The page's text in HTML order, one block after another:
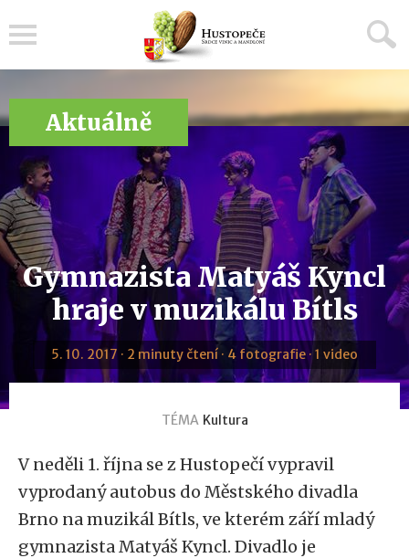
Aktuálně
Gymnazista Matyáš Kyncl
hraje v muzikálu Bítls
5. 10. 2017 · 2 minuty čtení · 4 fotografie · 1 video
TÉMA Kultura
V neděli 1. října se z Hustopečí vypravil
vyprodaný autobus do Městského divadla
Brno na muzikál Bítls, ve kterém září mladý
gymnazista Matyáš Kyncl. Divadlo je